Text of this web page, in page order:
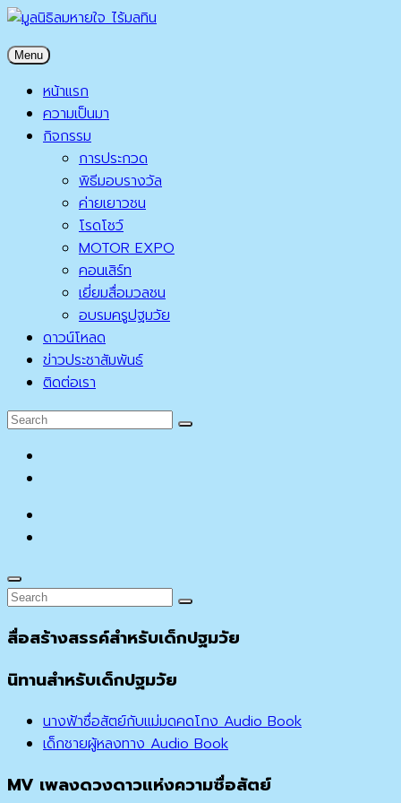
Skip
content
มูลนิธิลมหายใจ ไร้มลทิน
มูลนิธิลมหายใจ ไร้มลทิน
Menu
หน้าแรก
ความเป็นมา
กิจกรรม
การประกวด
พิธีมอบรางวัล
ค่ายเยาวชน
โรดโชว์
MOTOR EXPO
คอนเสิร์ท
เยี่ยมสื่อมวลชน
อบรมครูปฐมวัย
ดาวน์โหลด
ข่าวประชาสัมพันธ์
ติดต่อเรา
Search
Search
Search
Search
Search
สื่อสร้างสรรค์สำหรับเด็กปฐมวัย
นิทานสำหรับเด็กปฐมวัย
นางฟ้าซื่อสัตย์กับแม่มดคดโกง Audio Book
เด็กชายผู้หลงทาง Audio Book
MV เพลงดวงดาวแห่งความซื่อสัตย์